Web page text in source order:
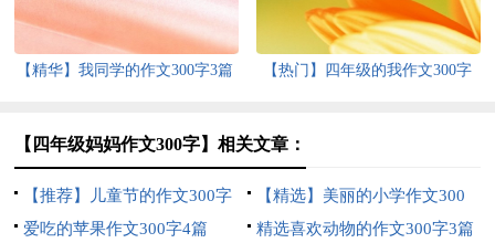
【精华】我同学的作文300字3篇
【热门】四年级的我作文300字
【四年级妈妈作文300字】相关文章：
【推荐】儿童节的作文300字
四篇
【精选】美丽的小学作文300
字4篇
爱吃的苹果作文300字4篇 精选喜欢动物的作文300字3篇